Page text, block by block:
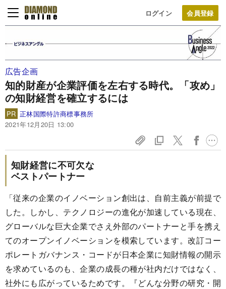
ログイン
広告企画
知的財産が企業評価を左右する時代。「攻め」
の知財経営を確立するには
PR 正林国際特許商標事務所
2021年12月20日 13:00
知財経営に不可欠な
ベストパートナー
「従来の企業のイノベーション創出は、自前主義が前提で
した。しかし、テクノロジーの進化が加速している現在、
グローバルな巨大企業でさえ外部のパートナーと手を携え
てのオープンイノベーションを模索しています。改訂コー
ポレートガバナンス・コードが日本企業に知財情報の開示
を求めているのも、企業の成長の種が社内だけではなく、
社外にも広がっているためです。『どんな分野の研究・開